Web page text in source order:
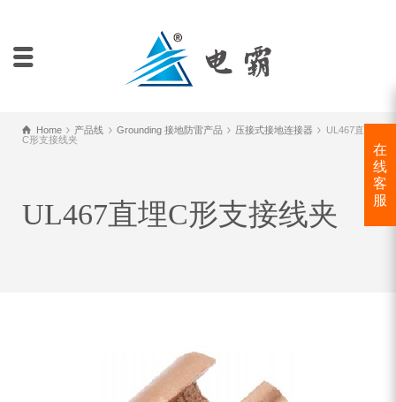
Home 产品线 Grounding 接地防雷产品 压接式接地连接器
UL467直埋
C形支接线夹
UL467直埋C形支接线夹
在
线
客
服